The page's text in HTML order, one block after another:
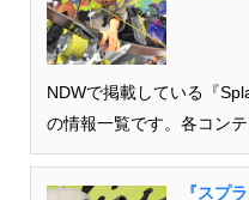
NDWで掲載している『
の情報一覧です。各コン
『スプ